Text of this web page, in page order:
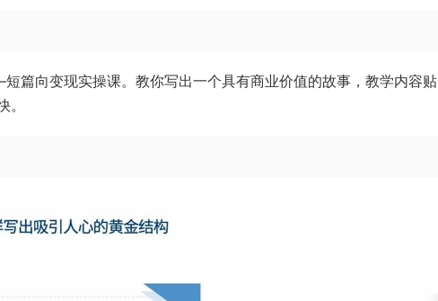
篇向变现实操课。教你写出一个具有商业价值的故事，教学内容贴